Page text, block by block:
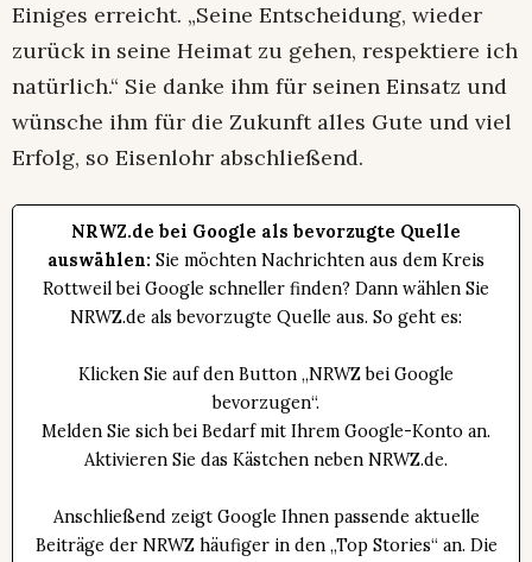
Einiges erreicht. „Seine Entscheidung, wieder
zurück in seine Heimat zu gehen, respektiere ich
natürlich.“ Sie danke ihm für seinen Einsatz und
wünsche ihm für die Zukunft alles Gute und viel
Erfolg, so Eisenlohr abschließend.
NRWZ.de bei Google als bevorzugte Quelle
auswählen: Sie möchten Nachrichten aus dem Kreis
Rottweil bei Google schneller finden? Dann wählen Sie
NRWZ.de als bevorzugte Quelle aus. So geht es:
Klicken Sie auf den Button „NRWZ bei Google
bevorzugen“.
Melden Sie sich bei Bedarf mit Ihrem Google-Konto an.
Aktivieren Sie das Kästchen neben NRWZ.de.
Anschließend zeigt Google Ihnen passende aktuelle
Beiträge der NRWZ häufiger in den „Top Stories“ an. Die